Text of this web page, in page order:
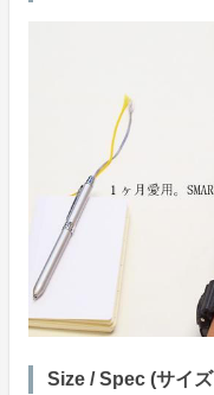
Size / Spec (サイ